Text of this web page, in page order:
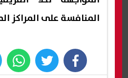
المنافسة على المراكز
facebook
twitter